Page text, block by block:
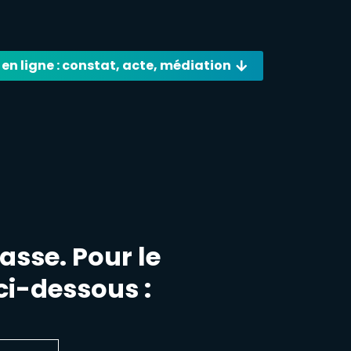
en ligne : constat, acte, médiation
Pour le
dessous :